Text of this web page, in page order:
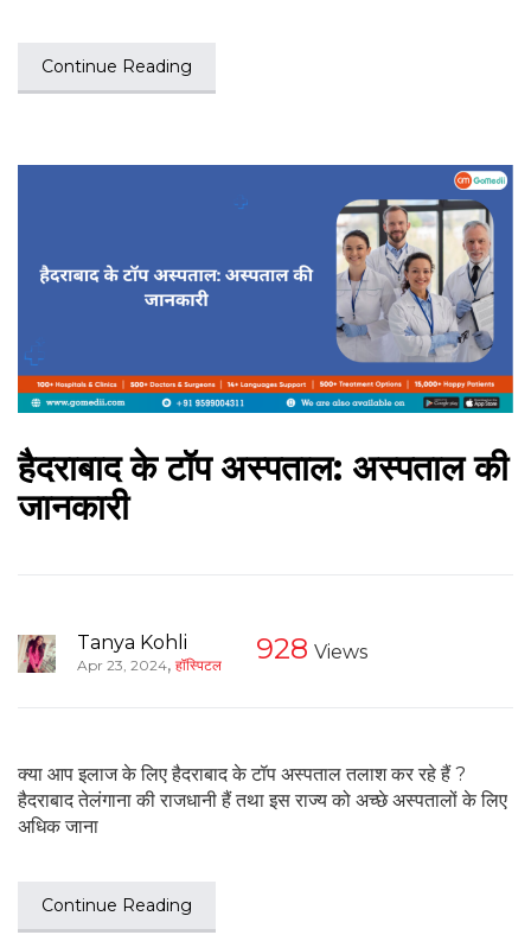
Continue Reading
हैदराबाद के टॉप अस्पताल: अस्पताल की
जानकारी
Tanya Kohli
Apr 23, 2024, हॉस्पिटल 928 Views
क्या आप इलाज के लिए हैदराबाद के टॉप अस्पताल तलाश कर रहे हैं ?
हैदराबाद तेलंगाना की राजधानी हैं तथा इस राज्य को अच्छे अस्पतालों के लिए
अधिक जाना
Continue Reading